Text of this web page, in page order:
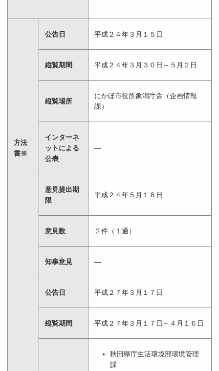
方法
書※
公告日 平成２４年３月１５日
縦覧期間 平成２４年３月３０日～５月２日
縦覧場所
にかほ市役所象潟庁舎（企画情報
課）
インターネ
ットによる
公表
―
意見提出期
限
平成２４年５月１８日
意見数 ２件（１通）
知事意見 ―
公告日 平成２７年３月１７日
縦覧期間 平成２７年３月１７日～４月１６日
秋田県庁生活環境部環境管理
課